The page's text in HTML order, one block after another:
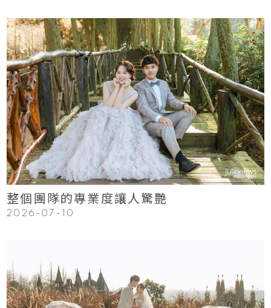
123
Read More
整個團隊的專業度讓人驚艷
2026-07-10
123